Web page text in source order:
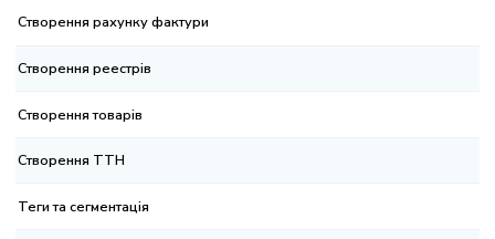
рахунку фактури
реестрів
товарів
ТТН
та сегментація